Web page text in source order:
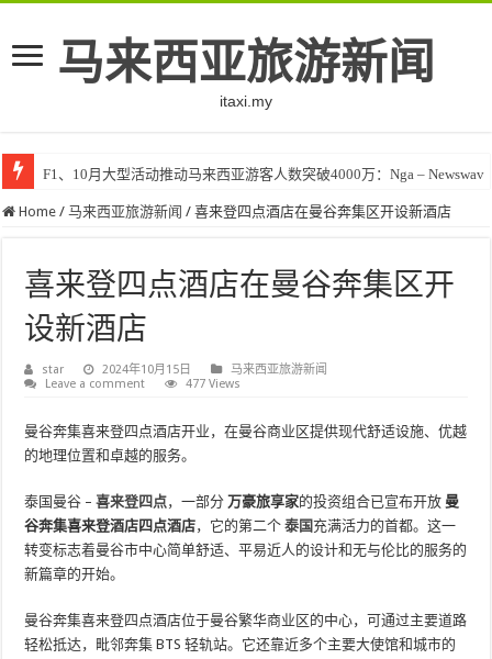
马来西亚旅游新闻
itaxi.my
F1、10月大型活动推动马来西亚游客人数突破4000万：Nga – Newswav
Home / 马来西亚旅游新闻 / 喜来登四点酒店在曼谷奔集区开设新酒店
喜来登四点酒店在曼谷奔集区开
设新酒店
star 2024年10月15日
马来西亚旅游新闻
Leave a comment
477 Views
曼谷奔集喜来登四点酒店开业，在曼谷商业区提供现代舒适设施、优越
的地理位置和卓越的服务。
泰国曼谷 –喜来登四点，一部分万豪旅享家的投资组合已宣布开放 曼
谷奔集喜来登酒店四点酒店，它的第二个泰国充满活力的首都。这一
转变标志着曼谷市中心简单舒适、平易近人的设计和无与伦比的服务的
新篇章的开始。
曼谷奔集喜来登四点酒店位于曼谷繁华商业区的中心，可通过主要道路
轻松抵达，毗邻奔集 BTS 轻轨站。它还靠近多个主要大使馆和城市的